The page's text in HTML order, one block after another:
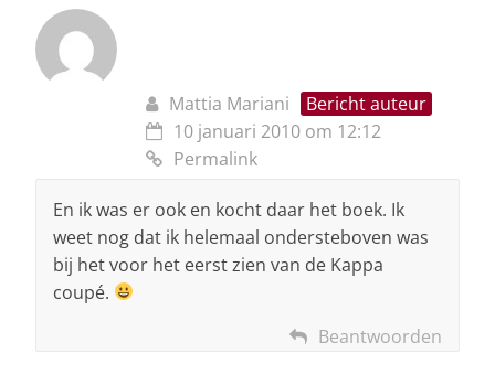
Mattia Mariani
Bericht auteur
10 januari 2010 om 12:12
Permalink
En ik was er ook en kocht daar het boek. Ik
weet nog dat ik helemaal ondersteboven was
bij het voor het eerst zien van de Kappa
coupé.
Beantwoorden